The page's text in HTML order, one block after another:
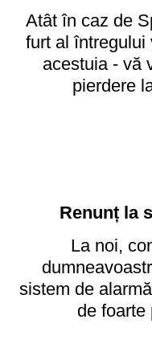
Atât în caz de
furt al întregului
acestuia - vă
pierdere
Renunț la
La noi,
sistem de
de foarte